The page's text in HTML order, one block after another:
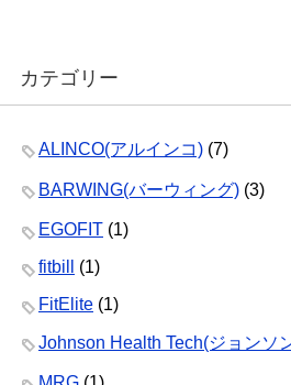
カテゴリー
ALINCO(アルインコ) (7)
BARWING(バーウィング) (3)
EGOFIT (1)
fitbill
(1)
FitElite (1)
Johnson Health Tech(ジョンソ